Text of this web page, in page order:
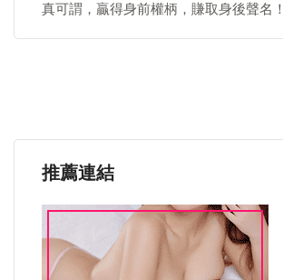
真可謂，贏得身前權柄，賺取身後聲名！
推薦連結